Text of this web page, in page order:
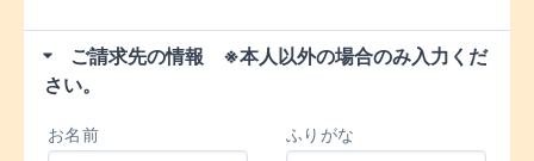
ご請求先の情報 ※本人以外の場合のみ入力くだ
さい。
お名前 ふりがな